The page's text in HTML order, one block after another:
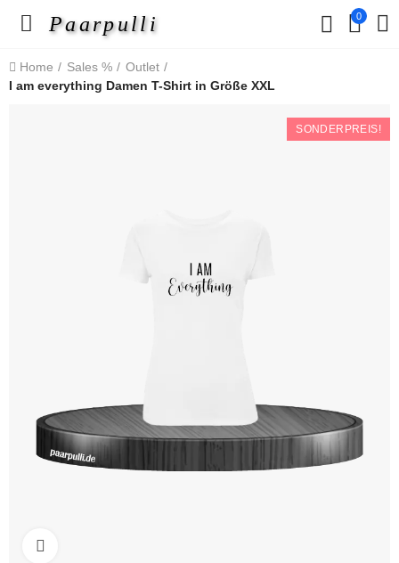
Paarpulli 0
Home Sales %
Outlet
I am everything Damen T-Shirt in Größe XXL
SONDERPREIS!